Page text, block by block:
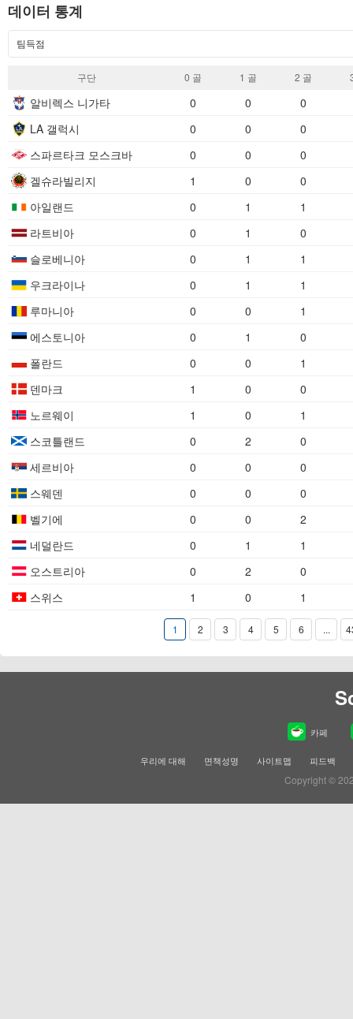
데이터 통계
팀득점
구단 0 골​ 1 골​ 2 골​
알비렉스 니가타 0 0
0
LA 갤럭시
0 0
0
스파르타크 모스크바
0 0
0
겔슈라빌리지
1 0
0
아일랜드
0 1
1
라트비아
0 1
0
슬로베니아
0 1
1
우크라이나
0 1
1
루마니아
0 0
1
에스토니아
0 1
0
폴란드
0 0
1
덴마크
1 0
0
노르웨이
1 0
1
스코틀랜드
0 2
0
세르비아
0 0
0
스웨덴
0 0
0
벨기에
0 0
2
네덜란드
0 1
1
오스트리아
0 2
0
스위스
1 0 1
1 2 3 4 5 6 ...
카페
우리에 대해 면책성명 사이트맵 피드백
Copyright ©